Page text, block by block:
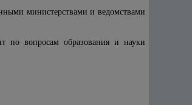
министерствами и ведомствами
по вопросам образования и науки